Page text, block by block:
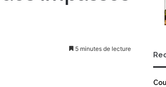
5 minutes de lecture